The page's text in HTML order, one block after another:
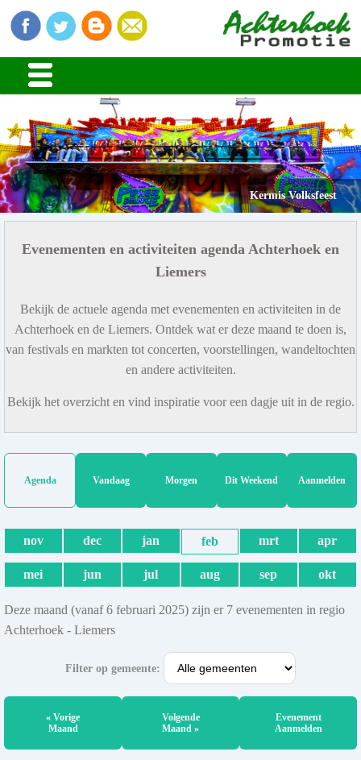
Kermis Volksfeest
Evenementen en activiteiten agenda Achterhoek en
Liemers
Bekijk de actuele agenda met evenementen en activiteiten in de
Achterhoek en de Liemers. Ontdek wat er deze maand te doen is,
van festivals en markten tot concerten, voorstellingen, wandeltochten
en andere activiteiten.
Bekijk het overzicht en vind inspiratie voor een dagje uit in de regio.
Agenda Vandaag Morgen Dit Weekend Aanmelden
nov dec jan feb mrt apr
mei jun jul aug sep okt
Deze maand (vanaf 6 februari 2025) zijn er 7 evenementen in regio
Achterhoek - Liemers
Filter op gemeente:
« Vorige
Maand
Volgende
Maand »
Evenement
Aanmelden